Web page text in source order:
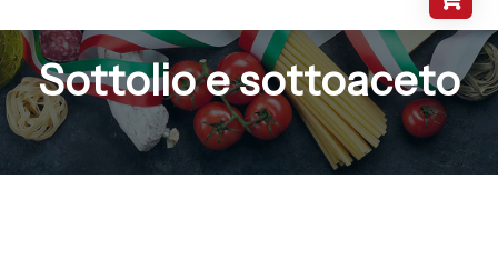
Sottolio e sottoaceto